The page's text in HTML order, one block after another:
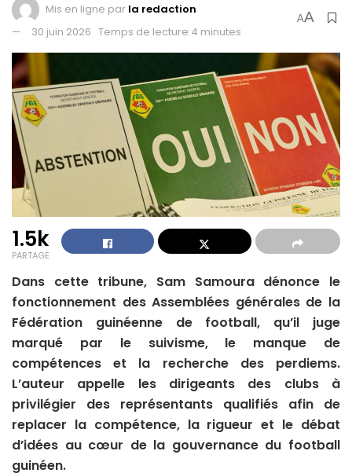
Mis en ligne par la redaction
30 juin 2026 Temps de lecture:4 minutes
AA
1.5k
PARTAGE
Dans cette tribune, Sam Samoura dénonce le
fonctionnement des Assemblées générales de la
Fédération guinéenne de football, qu’il juge
marqué par le suivisme, le manque de
compétences et la recherche des perdiems.
L’auteur appelle les dirigeants des clubs à
privilégier des représentants qualifiés afin de
replacer la compétence, la rigueur et le débat
d’idées au cœur de la gouvernance du football
guinéen.